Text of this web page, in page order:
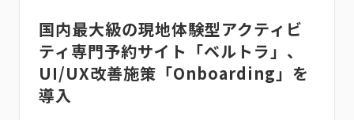
国内最大級の現地体験型アクティビ
ティ専門予約サイト「ベルトラ」、
UI/UX改善施策「Onboarding」を
導入